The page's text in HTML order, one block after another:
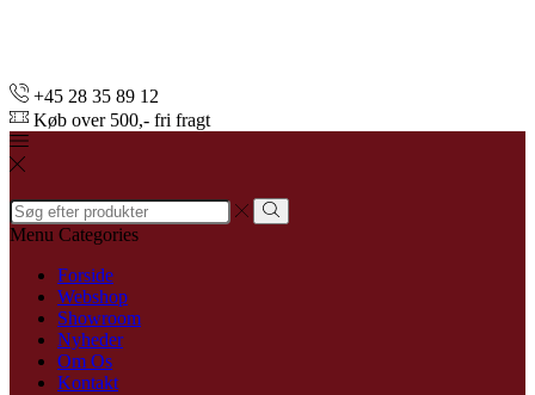
+45 28 35 89 12
Køb over 500,- fri fragt
Search
input
Menu Categories
Forside
Webshop
Showroom
Nyheder
Om Os
Kontakt